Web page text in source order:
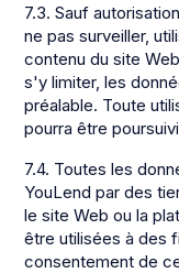
7.3. Sauf
ne pas surveiller,
contenu du site
s'y limiter, les
préalable. Toute
pourra être
7.4. Toutes les
YouLend par des
le site Web ou la
être utilisées à des
consentement de